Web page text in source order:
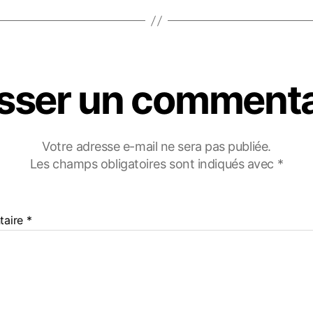
un
Votre adresse e-mail ne sera pas publiée.
Les champs obligatoires sont indiqués avec *
*